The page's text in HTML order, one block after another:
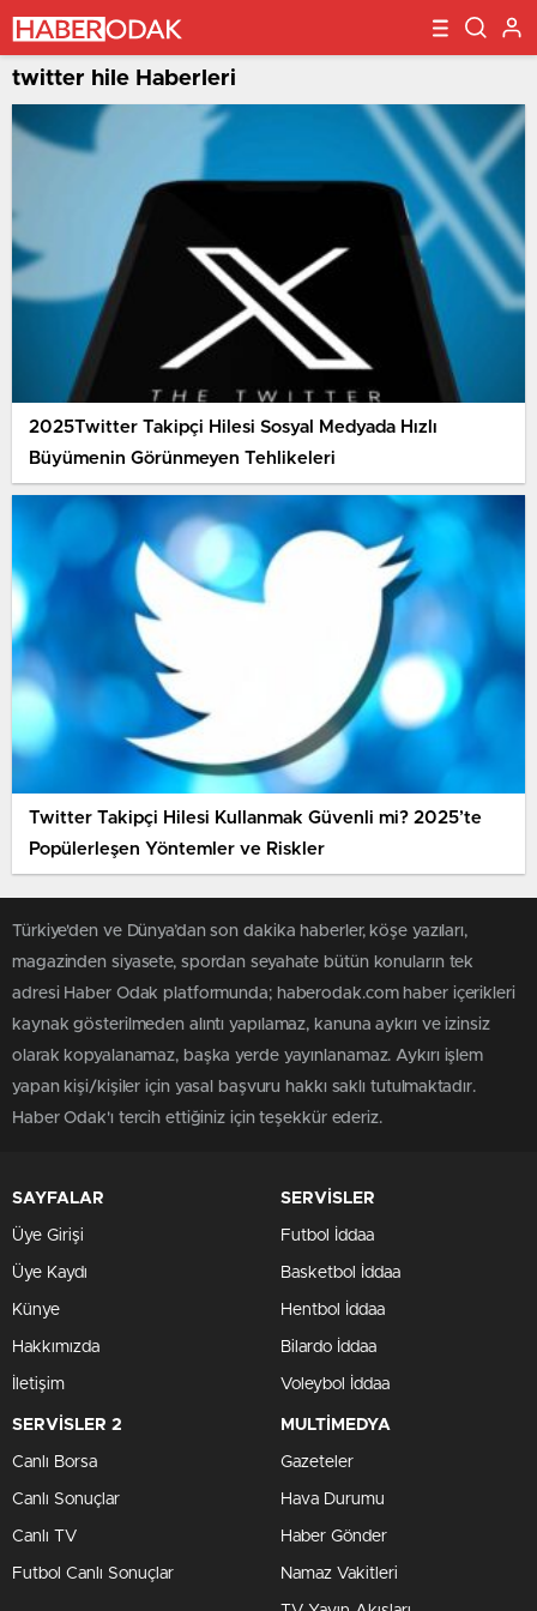
twitter hile Haberleri
2025Twitter Takipçi Hilesi Sosyal Medyada Hızlı
Büyümenin Görünmeyen Tehlikeleri
Twitter Takipçi Hilesi Kullanmak Güvenli mi? 2025’te
Popülerleşen Yöntemler ve Riskler
Türkiye'den ve Dünya’dan son dakika haberler, köşe yazıları,
magazinden siyasete, spordan seyahate bütün konuların tek
adresi Haber Odak platformunda; haberodak.com haber içerikleri
kaynak gösterilmeden alıntı yapılamaz, kanuna aykırı ve izinsiz
olarak kopyalanamaz, başka yerde yayınlanamaz. Aykırı işlem
yapan kişi/kişiler için yasal başvuru hakkı saklı tutulmaktadır.
Haber Odak'ı tercih ettiğiniz için teşekkür ederiz.
SAYFALAR
Üye Girişi
Üye Kaydı
Künye
Hakkımızda
İletişim
SERVİSLER
Futbol İddaa
Basketbol İddaa
Hentbol İddaa
Bilardo İddaa
Voleybol İddaa
SERVİSLER 2
Canlı Borsa
Canlı Sonuçlar
Canlı TV
Futbol Canlı Sonuçlar
MULTİMEDYA
Gazeteler
Hava Durumu
Haber Gönder
Namaz Vakitleri